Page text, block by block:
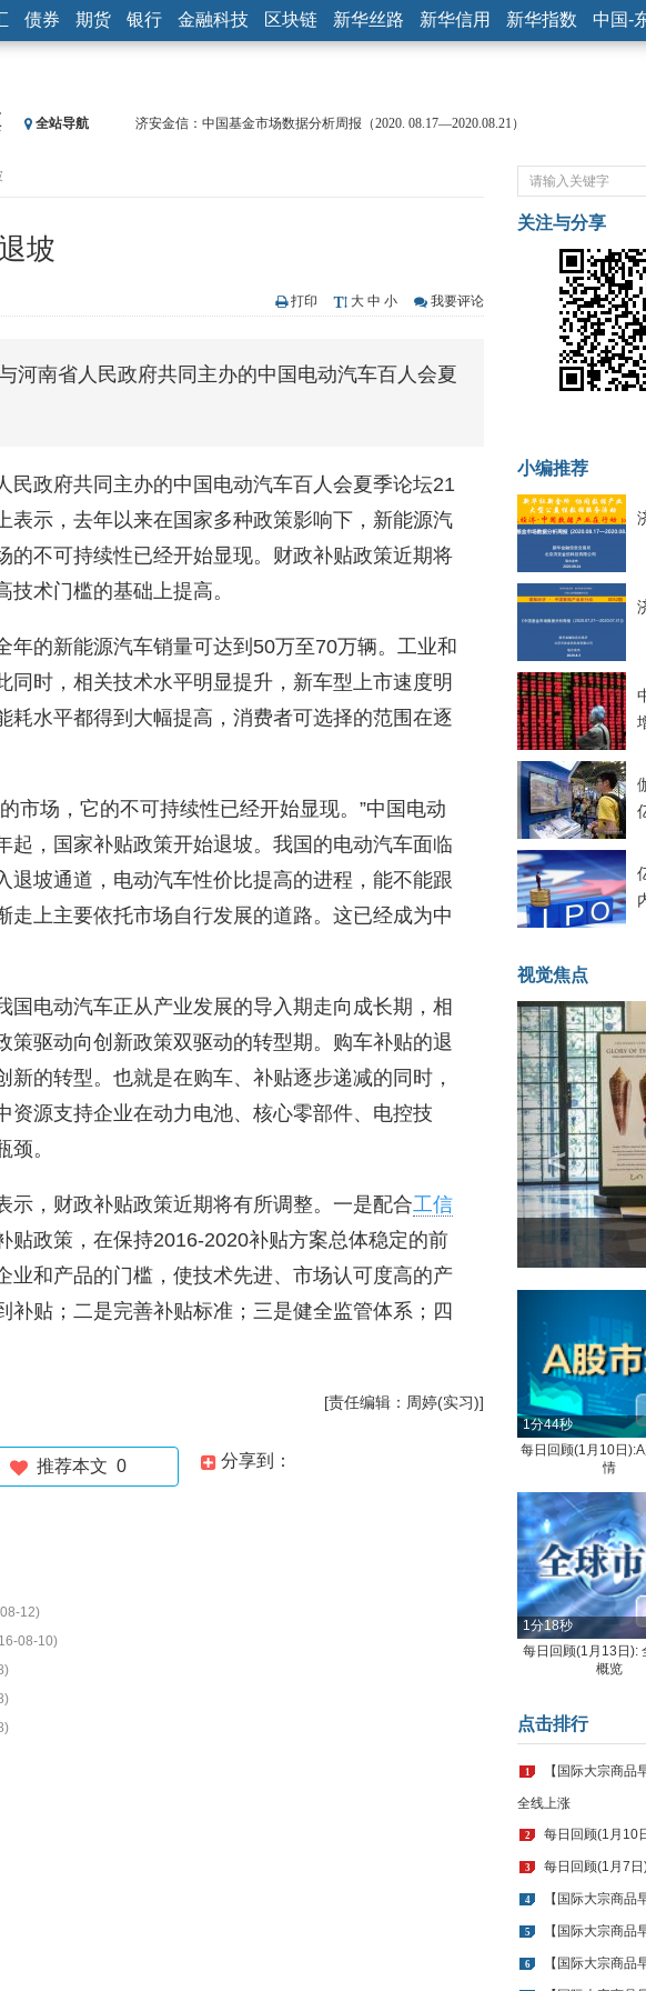
债券 期货 银行 金融科技 区块链 新华丝路 新华信用 新华指数 中国-
全站导航
济安金信：中国基金市场数据分析周报（2020. 08.17—2020.08.21）
央行公开市场净投放300亿元 短端资金利率明显下行
恒生聚源：北斗收官之星发射成功，全产业链解析
坡
打印 大 中 小 我要评论
河南省人民政府共同主办的中国电动汽车百人会夏
民政府共同主办的中国电动汽车百人会夏季论坛21
表示，去年以来在国家多种政策影响下，新能源汽
的不可持续性已经开始显现。财政补贴政策近期将
术门槛的基础上提高。
年的新能源汽车销量可达到50万至70万辆。工业和
同时，相关技术水平明显提升，新车型上市速度明
耗水平都得到大幅提高，消费者可选择的范围在逐
市场，它的不可持续性已经开始显现。”中国电动
起，国家补贴政策开始退坡。我国的电动汽车面临
退坡通道，电动汽车性价比提高的进程，能不能跟
走上主要依托市场自行发展的道路。这已经成为中
国电动汽车正从产业发展的导入期走向成长期，相
策驱动向创新政策双驱动的转型期。购车补贴的退
的转型。也就是在购车、补贴逐步递减的同时，
资源支持企业在动力电池、核心零部件、电控技
。
示，财政补贴政策近期将有所调整。一是配合工信
贴政策，在保持2016-2020补贴方案总体稳定的前
业和产品的门槛，使技术先进、市场认可度高的产
补贴；二是完善补贴标准；三是健全监管体系；四
[责任编辑：周婷(实习)]
分享到：
推荐本文 0
12)
08-10)
关注与分享
小编推荐
视觉焦点
<
1分44秒
每日回顾(1月10日
情
1分18秒
每日回顾(1月13日):
概览
点击排行
1 【国际大宗商
全线上涨
2 每日回顾(1月10
3 每日回顾(1月7
4 【国际大宗商
5 【国际大宗商
6 【国际大宗商